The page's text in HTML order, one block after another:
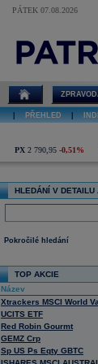
PÁTEK 07.08.2026
Emmi online
PŘEHLED
PX 2 790,95 -0,51%
HLEDÁNÍ V DETAILU
Pokročilé hledání
TOP AKCIE
Název
Xtrackers MSCI World
UCITS ETF
Red Robin Gourmt
GEMZ Crp
Sp US Ps Eqty GBTC